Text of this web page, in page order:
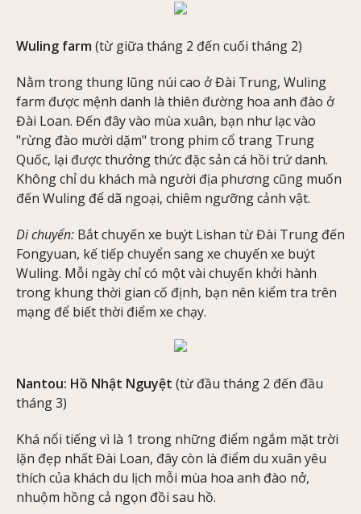
Wuling farm(từ giữa tháng 2 đến cuối tháng 2)
Nằm trong thung lũng núi cao ở Đài Trung, Wuling
farm được mệnh danh là thiên đường hoa anh đào ở
Đài Loan. Đến đây vào mùa xuân, bạn như lạc vào
"rừng đào mười dặm" trong phim cổ trang Trung
Quốc, lại được thưởng thức đặc sản cá hồi trứ danh.
Không chỉ du khách mà người địa phương cũng muốn
đến Wuling để dã ngoại, chiêm ngưỡng cảnh vật.
Di chuyển: Bắt chuyến xe buýt Lishan từ Đài Trung đến
Fongyuan, kế tiếp chuyển sang xe chuyến xe buýt
Wuling. Mỗi ngày chỉ có một vài chuyến khởi hành
trong khung thời gian cố định, bạn nên kiểm tra trên
mạng để biết thời điểm xe chạy.
Nantou: Hồ Nhật Nguyệt (từ đầu tháng 2 đến đầu
tháng 3)
Khá nổi tiếng vì là 1 trong những điểm ngắm mặt trời
lặn đẹp nhất Đài Loan, đây còn là điểm du xuân yêu
thích của khách du lịch mỗi mùa hoa anh đào nở,
nhuộm hồng cả ngọn đồi sau hồ.